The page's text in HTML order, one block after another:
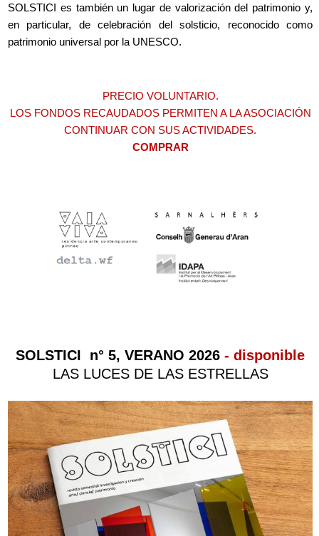
SOLSTICI es también un lugar de valorización del patrimonio y,
en particular, de celebración del solsticio, reconocido como
patrimonio universal por la UNESCO.
PRECIO VOLUNTARIO.
LOS FONDOS RECAUDADOS PERMITEN A LA ASOCIACIÓN
CONTINUAR CON SUS ACTIVIDADES.
COMPRAR
SOLSTICI n° 5, VERANO 2026 - disponible
LAS LUCES DE LAS ESTRELLAS